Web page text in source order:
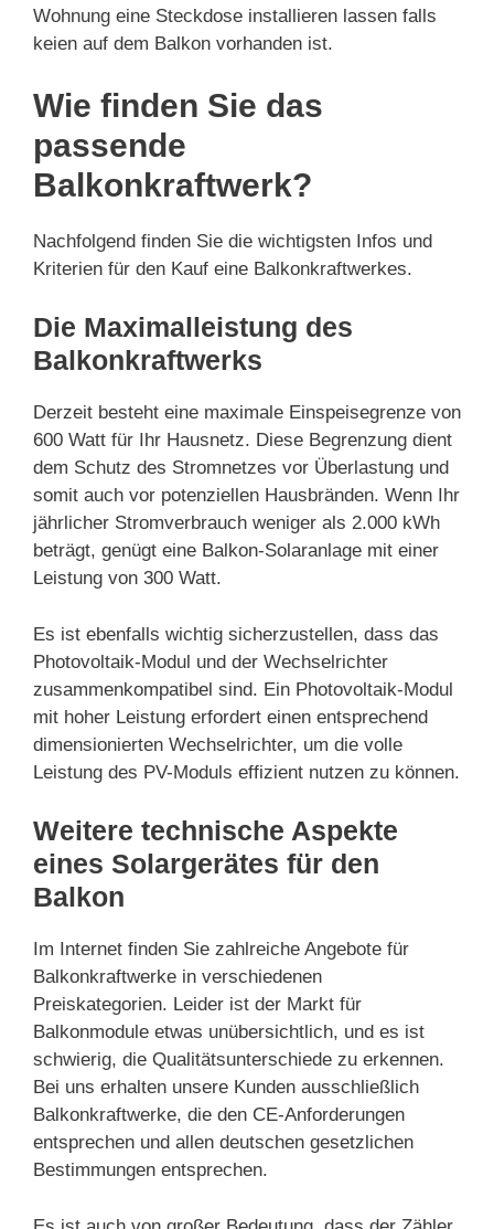
Wohnung eine Steckdose installieren lassen falls
keien auf dem Balkon vorhanden ist.
Wie finden Sie das
passende
Balkonkraftwerk?
Nachfolgend finden Sie die wichtigsten Infos und
Kriterien für den Kauf eine Balkonkraftwerkes.
Die Maximalleistung des
Balkonkraftwerks
Derzeit besteht eine maximale Einspeisegrenze von
600 Watt für Ihr Hausnetz. Diese Begrenzung dient
dem Schutz des Stromnetzes vor Überlastung und
somit auch vor potenziellen Hausbränden. Wenn Ihr
jährlicher Stromverbrauch weniger als 2.000 kWh
beträgt, genügt eine Balkon-Solaranlage mit einer
Leistung von 300 Watt.
Es ist ebenfalls wichtig sicherzustellen, dass das
Photovoltaik-Modul und der Wechselrichter
zusammenkompatibel sind. Ein Photovoltaik-Modul
mit hoher Leistung erfordert einen entsprechend
dimensionierten Wechselrichter, um die volle
Leistung des PV-Moduls effizient nutzen zu können.
Weitere technische Aspekte
eines Solargerätes für den
Balkon
Im Internet finden Sie zahlreiche Angebote für
Balkonkraftwerke in verschiedenen
Preiskategorien. Leider ist der Markt für
Balkonmodule etwas unübersichtlich, und es ist
schwierig, die Qualitätsunterschiede zu erkennen.
Bei uns erhalten unsere Kunden ausschließlich
Balkonkraftwerke, die den CE-Anforderungen
entsprechen und allen deutschen gesetzlichen
Bestimmungen entsprechen.